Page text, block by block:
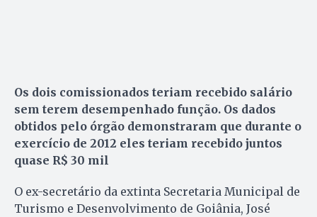
Os dois comissionados teriam recebido salário
sem terem desempenhado função. Os dados
obtidos pelo órgão demonstraram que durante o
exercício de 2012 eles teriam recebido juntos
quase R$ 30 mil
O ex-secretário da extinta Secretaria Municipal de
Turismo e Desenvolvimento de Goiânia, José